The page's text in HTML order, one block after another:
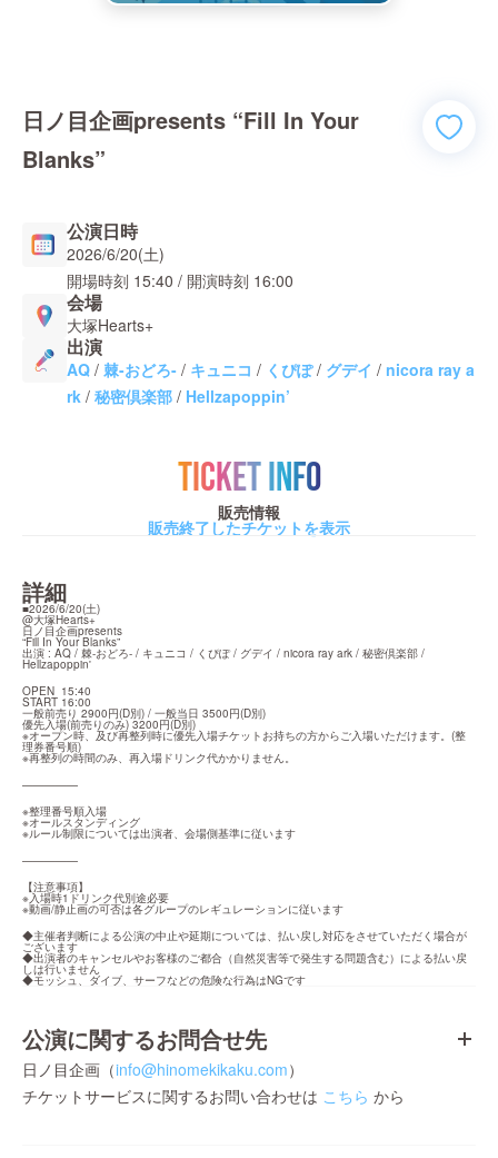
日ノ目企画presents “Fill In Your
Blanks”
公演日時
2026/6/20(土)
開場時刻 15:40 / 開演時刻 16:00
会場
大塚Hearts+
出演
AQ / 棘-おどろ- / キュニコ / くぴぽ/ グデイ / nicora ray a
rk / 秘密倶楽部 / Hellzapoppin’
TICKET INFO
販売情報
販売終了したチケットを表示
詳細
■2026/6/20(土)
@大塚Hearts+
日ノ目企画presents
“Fill In Your Blanks”
出演 : AQ / 棘-おどろ- / キュニコ / くぴぽ / グデイ / nicora ray ark / 秘密倶楽部 /
Hellzapoppin'
OPEN  15:40
START 16:00
一般前売り 2900円(D別) / 一般当日 3500円(D別)
優先入場(前売りのみ) 3200円(D別)
※オープン時、及び再整列時に優先入場チケットお持ちの方からご入場いただけます。(整
理券番号順)
※再整列の時間のみ、再入場ドリンク代かかりません。
—————
※整理番号順入場
※オールスタンディング
※ルール制限については出演者、会場側基準に従います
—————
【注意事項】
※入場時1ドリンク代別途必要
※動画/静止画の可否は各グループのレギュレーションに従います
◆主催者判断による公演の中止や延期については、払い戻し対応をさせていただく場合が
ございます
◆出演者のキャンセルやお客様のご都合（自然災害等で発生する問題含む）による払い戻
しは行いません
◆モッシュ、ダイブ、サーフなどの危険な行為はNGです
公演に関するお問合せ先
日ノ目企画（info@hinomekikaku.com）
チケットサービスに関するお問い合わせは こちら から